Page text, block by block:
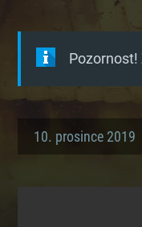
10. prosince 2019